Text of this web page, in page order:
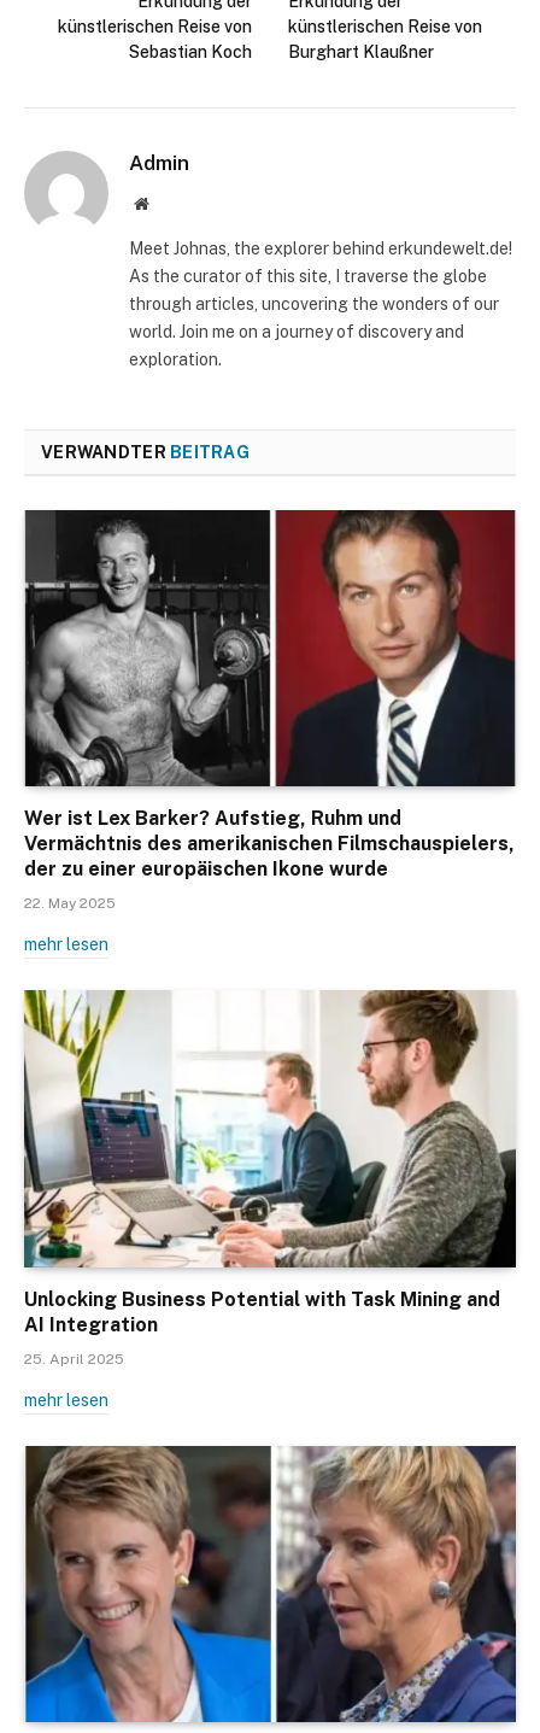
künstlerischen Reise von
Sebastian Koch
künstlerischen Reise von
Burghart Klaußner
Admin
Website
Meet Johnas, the explorer behind erkundewelt.de!
As the curator of this site, I traverse the globe
through articles, uncovering the wonders of our
world. Join me on a journey of discovery and
exploration.
VERWANDTER BEITRAG
Wer ist Lex Barker? Aufstieg, Ruhm und
Vermächtnis des amerikanischen Filmschauspielers,
der zu einer europäischen Ikone wurde
22. May 2025
mehr lesen
Unlocking Business Potential with Task Mining and
AI Integration
25. April 2025
mehr lesen